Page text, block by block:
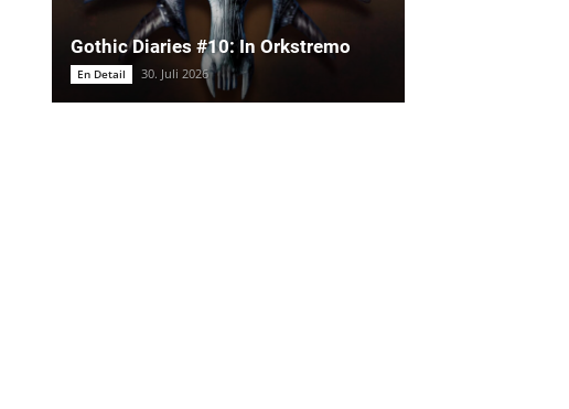
Gothic Diaries #10: In Orkstremo
En Detail 30. Juli 2026